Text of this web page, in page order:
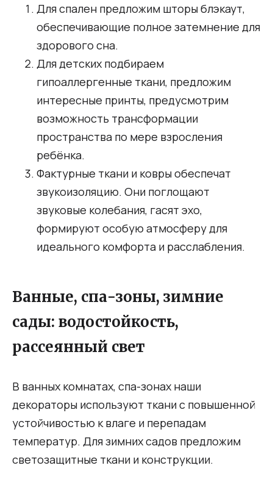
Для спален предложим шторы блэкаут,
обеспечивающие полное затемнение для
здорового сна.
Для детских подбираем
гипоаллергенные ткани, предложим
интересные принты, предусмотрим
возможность трансформации
пространства по мере взросления
ребёнка.
Фактурные ткани и ковры обеспечат
звукоизоляцию. Они поглощают
звуковые колебания, гасят эхо,
формируют особую атмосферу для
идеального комфорта и расслабления.
Ванные, спа-зоны, зимние
сады: водостойкость,
рассеянный свет
В ванных комнатах, спа-зонах наши
декораторы используют ткани с повышенной
устойчивостью к влаге и перепадам
температур. Для зимних садов предложим
светозащитные ткани и конструкции.